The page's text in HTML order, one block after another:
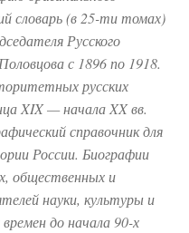
словарь (в 25-ти томах)
Русского
с 1896 по 1918.
русских
XIX — начала XX вв.
справочник для
России. Биографии
общественных и
науки, культуры и
до начала 90-х